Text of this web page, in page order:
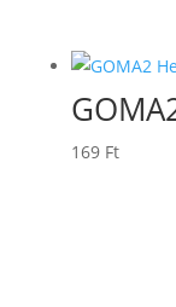
169 Ft